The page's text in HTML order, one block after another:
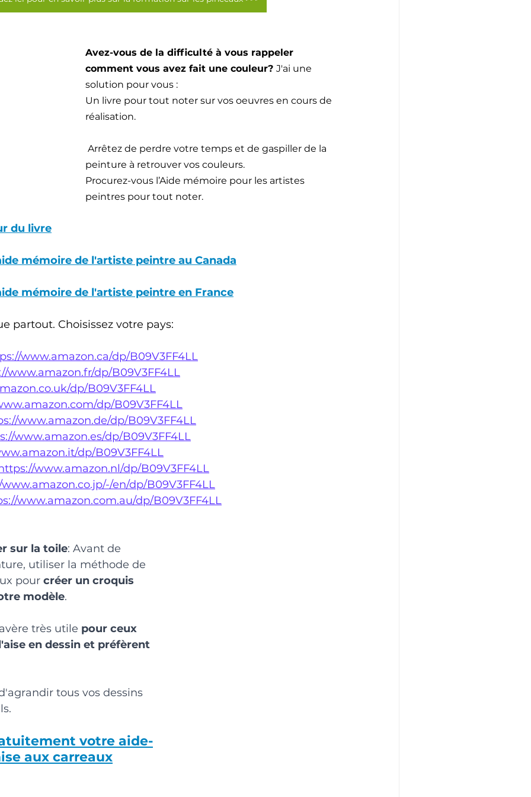
Avez-vous de la difficulté à vous rappeler
comment vous avez fait une couleur? J'ai une
solution pour vous :
Un livre pour tout noter sur vos oeuvres en cours de
réalisation.
Arrêtez de perdre votre temps et de gaspiller de la
peinture à retrouver vos couleurs.
Procurez-vous l’Aide mémoire pour les artistes
peintres pour tout noter.
du livre
mémoire de l'artiste peintre au Canada
mémoire de l'artiste peintre en France
partout. Choisissez votre pays:
www.amazon.ca/dp/B09V3FF4LL
www.amazon.fr/dp/B09V3FF4LL
dp/B09V3FF4LL
dp/B09V3FF4LL
www.amazon.de/dp/B09V3FF4LL
www.amazon.es/dp/B09V3FF4LL
dp/B09V3FF4LL
www.amazon.nl/dp/B09V3FF4LL
en/dp/B09V3FF4LL
www.amazon.com.au/dp/B09V3FF4LL
sur la toile: Avant de
utiliser la méthode de
pour créer un croquis
modèle.
très utile pour ceux
en dessin et préfèrent
tous vos dessins
votre aide-
aux carreaux